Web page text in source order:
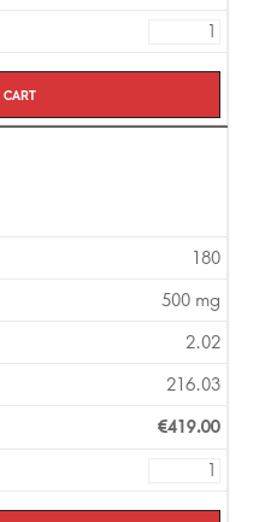
cart
180
500 mg
2.02
216.03
€419.00